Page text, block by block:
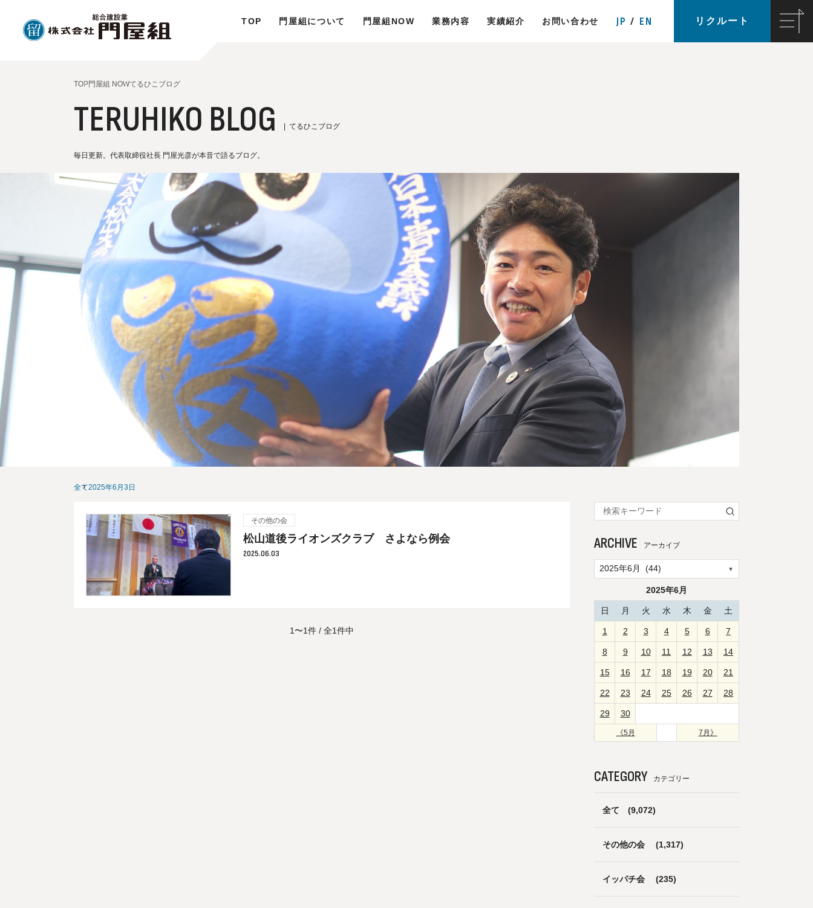
TOP 門屋組について 門屋組NOW 業務内容 実績紹介 お問い合わせ JP EN リクルート
TOP門屋組 NOWてるひこブログ
TERUHIKO BLOG てるひこブログ
毎日更新。代表取締役社長 門屋光彦が本音で語るブログ。
全て2025年6月3日
その他の会
松山道後ライオンズクラブ さよなら例会
2025.06.03
1〜1件 全1件中
ARCHIVE アーカイブ
2025年6月
日 月 火 水 木 金 土
1 2 3 4 5 6 7
8 9 10 11 12 13 14
15 16 17 18 19 20 21
22 23 24 25 26 27 28
29 30
《5月 7月》
CATEGORY カテゴリー
全て (9,072)
その他の会 (1,317)
イッパチ会 (235)